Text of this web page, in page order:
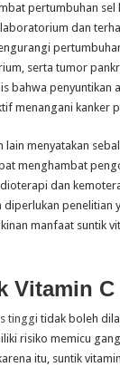
pertumbuhan sel
dan
serta tumor
bahwa penyuntikan
menangani kanker
menyatakan
menghambat
dan
diperlukan penelitian
manfaat suntik
Vitamin C
tinggi tidak boleh
risiko memicu
itu, suntik